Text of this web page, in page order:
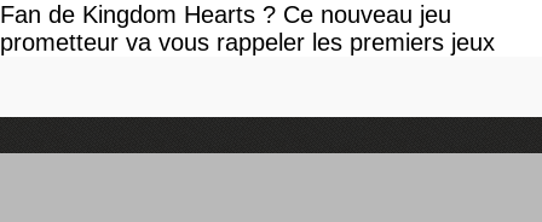
Fan de Kingdom Hearts ? Ce nouveau jeu
prometteur va vous rappeler les premiers jeux